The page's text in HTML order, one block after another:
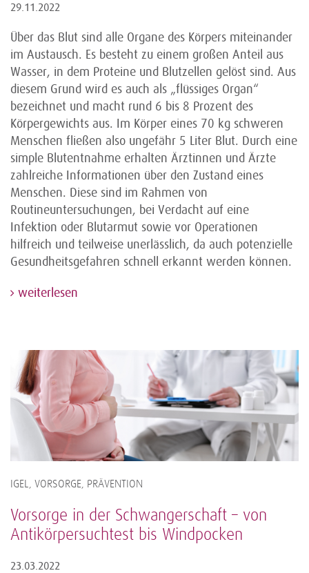
29.11.2022
Über das Blut sind alle Organe des Körpers miteinander
im Austausch. Es besteht zu einem großen Anteil aus
Wasser, in dem Proteine und Blutzellen gelöst sind. Aus
diesem Grund wird es auch als „flüssiges Organ“
bezeichnet und macht rund 6 bis 8 Prozent des
Körpergewichts aus. Im Körper eines 70 kg schweren
Menschen fließen also ungefähr 5 Liter Blut. Durch eine
simple Blutentnahme erhalten Ärztinnen und Ärzte
zahlreiche Informationen über den Zustand eines
Menschen. Diese sind im Rahmen von
Routineuntersuchungen, bei Verdacht auf eine
Infektion oder Blutarmut sowie vor Operationen
hilfreich und teilweise unerlässlich, da auch potenzielle
Gesundheitsgefahren schnell erkannt werden können.
weiterlesen
IGEL, VORSORGE, PRÄVENTION
Vorsorge in der Schwangerschaft – von
Antikörpersuchtest bis Windpocken
23.03.2022